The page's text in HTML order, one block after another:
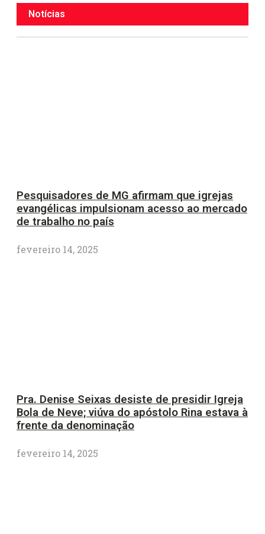
Notícias
Pesquisadores de MG afirmam que igrejas
evangélicas impulsionam acesso ao mercado
de trabalho no país
fevereiro 14, 2025
Pra. Denise Seixas desiste de presidir Igreja
Bola de Neve; viúva do apóstolo Rina estava à
frente da denominação
fevereiro 14, 2025